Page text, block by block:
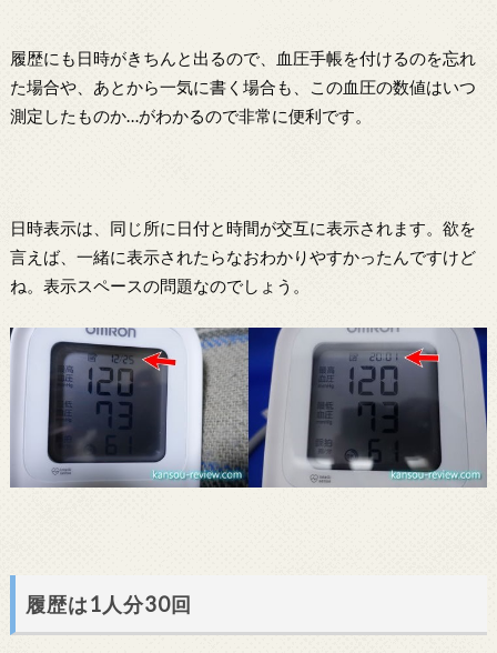
履歴にも日時がきちんと出るので、血圧手帳を付けるのを忘れ
た場合や、あとから一気に書く場合も、この血圧の数値はいつ
測定したものか…がわかるので非常に便利です。
日時表示は、同じ所に日付と時間が交互に表示されます。欲を
言えば、一緒に表示されたらなおわかりやすかったんですけど
ね。表示スペースの問題なのでしょう。
履歴は1人分30回